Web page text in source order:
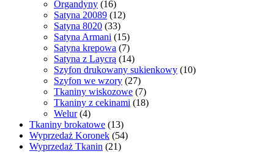
Organdyny (16)
Satyna 20089 (12)
Satyna 8020 (33)
Satyna Armani (15)
Satyna krepowa (7)
Satyna z Laycrą (14)
Szyfon drukowany sukienkowy (10)
Szyfon we wzory (27)
Tkaniny wiskozowe (7)
Tkaniny z cekinami (18)
Welur (4)
Tkaniny brokatowe (13)
Wyprzedaż Koronek (54)
Wyprzedaż Tkanin (21)